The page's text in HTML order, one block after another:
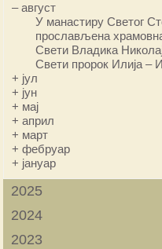
–август
У манастиру Светог
прослављена
Свети Владика
Свети пророк Илија –
+ јул
+ јун
+ мај
+април
+ март
+фебруар
+ јануар
2025
2024
2023